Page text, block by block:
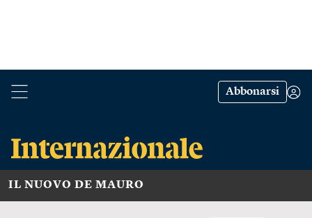
Abbonarsi
IL NUOVO DE MAURO